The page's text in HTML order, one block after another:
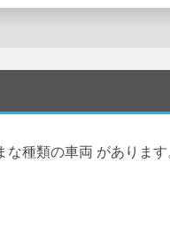
種類の車両 があります